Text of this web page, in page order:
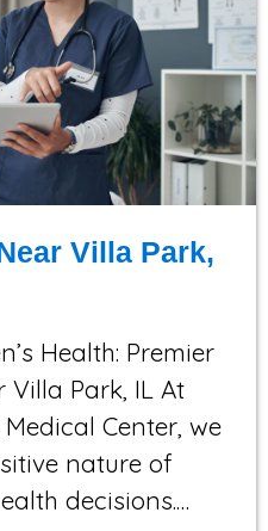
Villa Park,
Health: Premier
Villa Park, IL At
Center, we
nature of
decisions.…